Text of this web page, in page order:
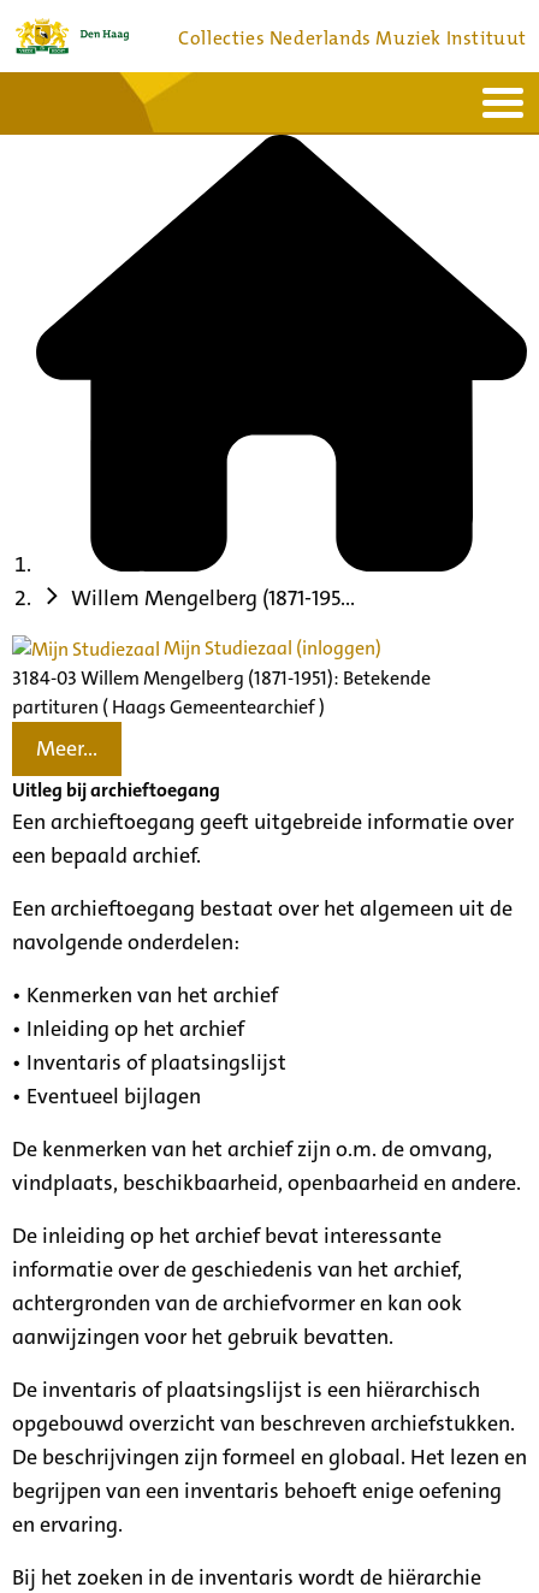
Collecties Nederlands Muziek Instituut
Bronnen en collecties
Willem Mengelberg (1871-195...
Mijn Studiezaal (inloggen)
3184-03 Willem Mengelberg (1871-1951): Betekende
partituren ( Haags Gemeentearchief )
Meer...
Uitleg bij archieftoegang
Een archieftoegang geeft uitgebreide informatie over
een bepaald archief.
Een archieftoegang bestaat over het algemeen uit de
navolgende onderdelen:
• Kenmerken van het archief
• Inleiding op het archief
• Inventaris of plaatsingslijst
• Eventueel bijlagen
De kenmerken van het archief zijn o.m. de omvang,
vindplaats, beschikbaarheid, openbaarheid en andere.
De inleiding op het archief bevat interessante
informatie over de geschiedenis van het archief,
achtergronden van de archiefvormer en kan ook
aanwijzingen voor het gebruik bevatten.
De inventaris of plaatsingslijst is een hiërarchisch
opgebouwd overzicht van beschreven archiefstukken.
De beschrijvingen zijn formeel en globaal. Het lezen en
begrijpen van een inventaris behoeft enige oefening
en ervaring.
Bij het zoeken in de inventaris wordt de hiërarchie